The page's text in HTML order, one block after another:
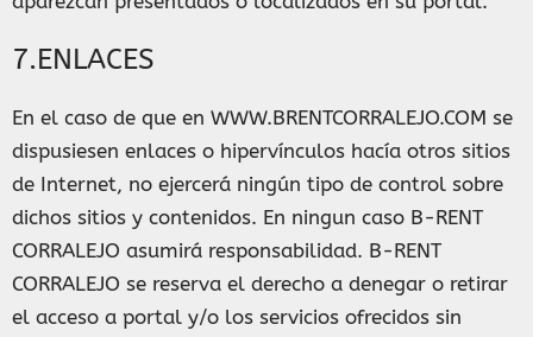
7.ENLACES
En el caso de que en WWW.BRENTCORRALEJO.COM se
dispusiesen enlaces o hipervínculos hacía otros sitios
de Internet, no ejercerá ningún tipo de control sobre
dichos sitios y contenidos. En ningun caso B-RENT
CORRALEJO asumirá responsabilidad. B-RENT
CORRALEJO se reserva el derecho a denegar o retirar
el acceso a portal y/o los servicios ofrecidos sin